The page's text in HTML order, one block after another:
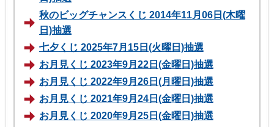
秋のビッグチャンスくじ 2014年11月06日(木曜
日)抽選
七夕くじ 2025年7月15日(火曜日)抽選
お月見くじ 2023年9月22日(金曜日)抽選
お月見くじ 2022年9月26日(月曜日)抽選
お月見くじ 2021年9月24日(金曜日)抽選
お月見くじ 2020年9月25日(金曜日)抽選